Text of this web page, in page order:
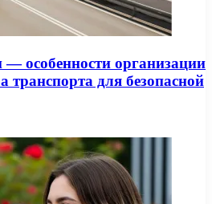
— особенности организации
для безопасной